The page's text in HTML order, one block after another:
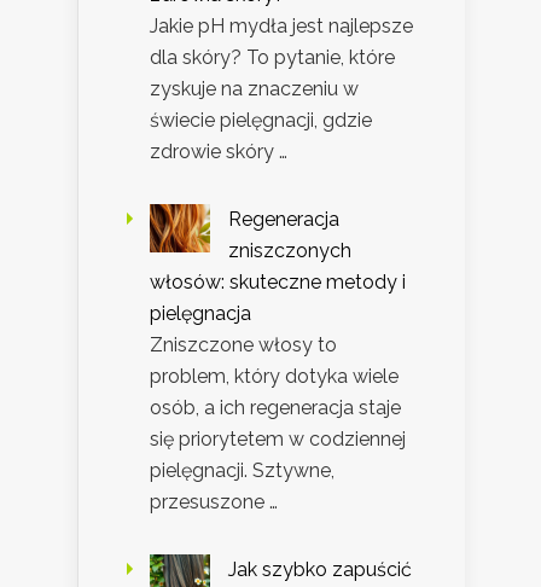
Jakie pH mydła jest najlepsze
dla skóry? To pytanie, które
zyskuje na znaczeniu w
świecie pielęgnacji, gdzie
zdrowie skóry …
Regeneracja
zniszczonych
włosów: skuteczne metody i
pielęgnacja
Zniszczone włosy to
problem, który dotyka wiele
osób, a ich regeneracja staje
się priorytetem w codziennej
pielęgnacji. Sztywne,
przesuszone …
Jak szybko zapuścić